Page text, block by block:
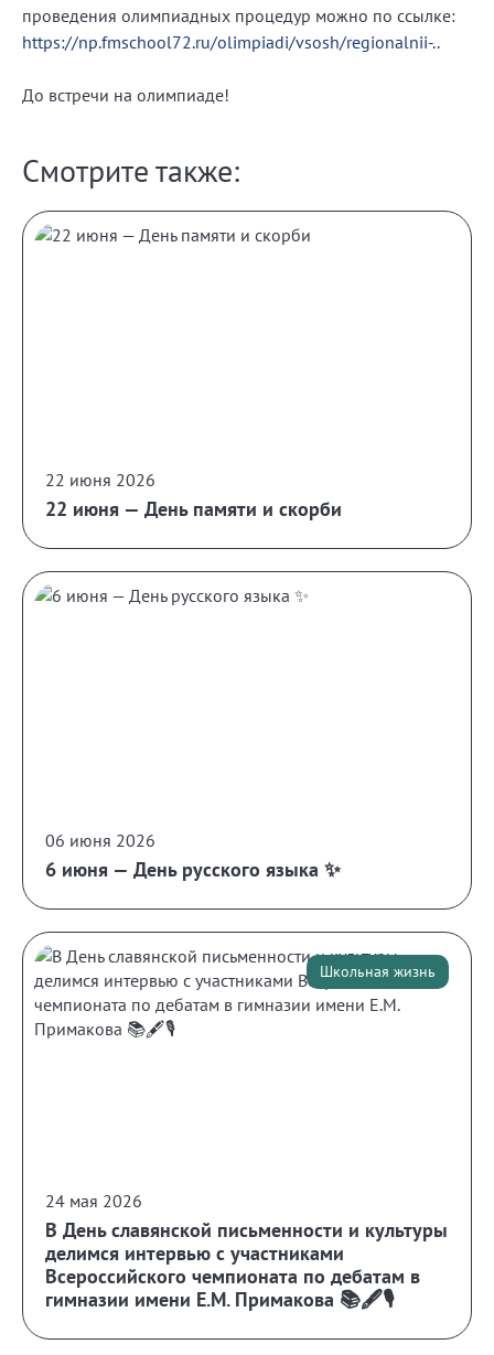
проведения олимпиадных процедур можно по ссылке:
https://np.fmschool72.ru/olimpiadi/vsosh/regionalnii-..
До встречи на олимпиаде!
Смотрите также:
22 июня 2026
22 июня — День памяти и скорби
06 июня 2026
6 июня — День русского языка ✨
Школьная жизнь
24 мая 2026
В День славянской письменности и культуры
делимся интервью с участниками
Всероссийского чемпионата по дебатам в
гимназии имени Е.М. Примакова 📚🖋️🎙️